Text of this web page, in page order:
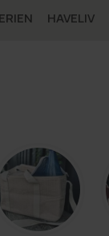
HAVELIV